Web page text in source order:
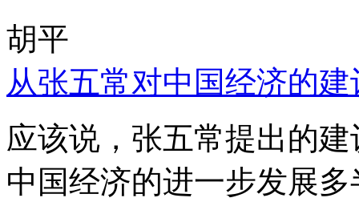
胡平
从张五常对中国经济的
应该说，张五常提出的
中国经济的进一步发展